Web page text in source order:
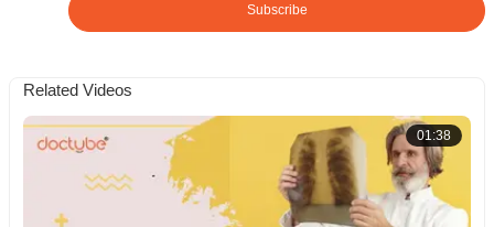
Subscribe
Related Videos
01:38